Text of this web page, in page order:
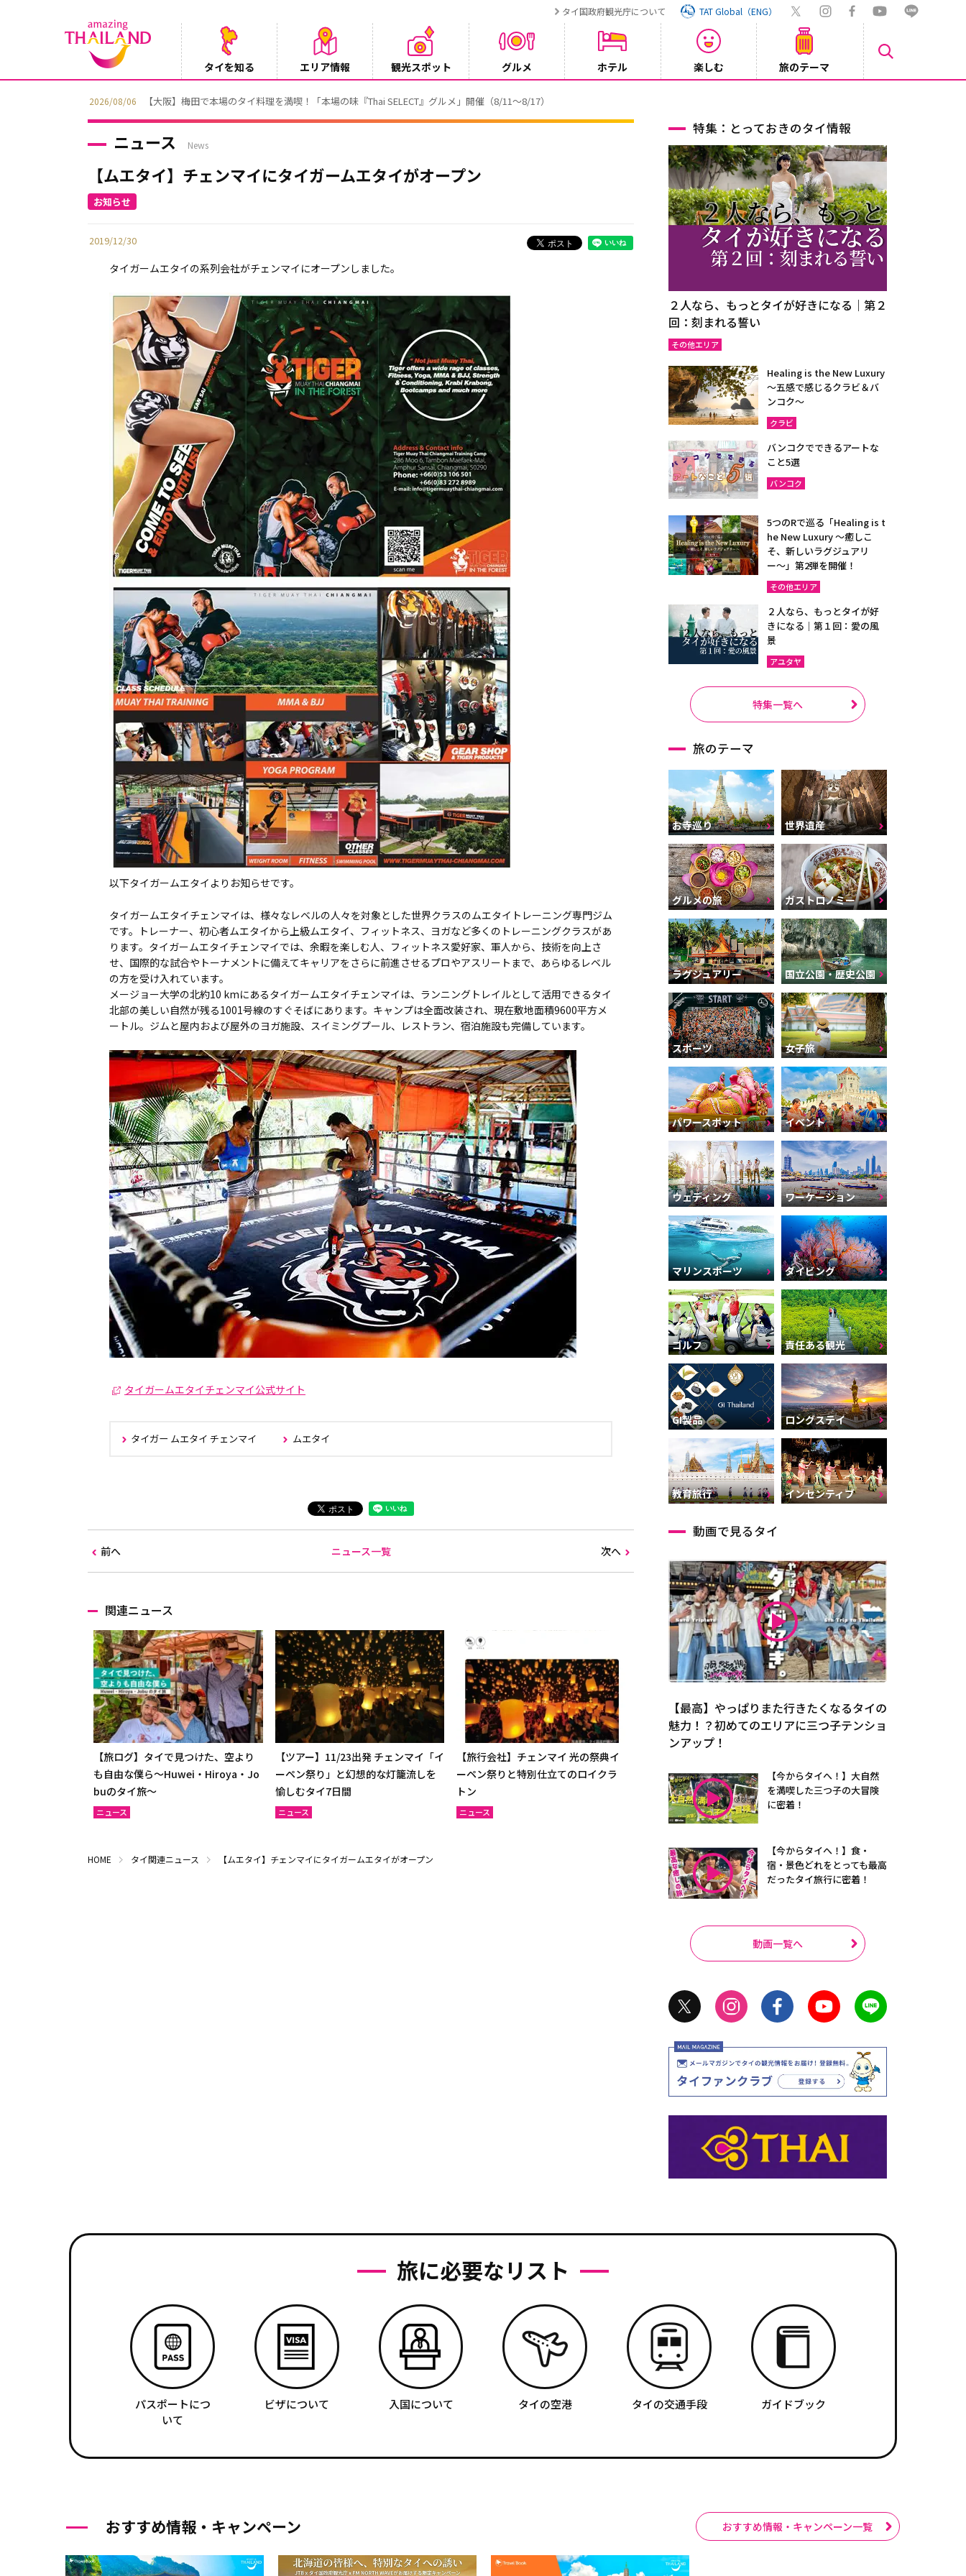
タイ国政府観光庁について TAT Global（ENG）
タイを知る エリア情報 観光スポット グルメ ホテル 楽しむ 旅のテーマ
2026/08/05 【テレビ】NHK『世界ふれあい街歩き』でタイ・プーケットが紹介されます
ニュース News
【ムエタイ】チェンマイにタイガームエタイがオープン
2019/12/30
タイガームエタイの系列会社がチェンマイにオープンしました。
以下タイガームエタイよりお知らせです。
タイガームエタイチェンマイは、様々なレベルの人々を対象とした世界クラスのムエタイトレーニング専門ジム
です。トレーナー、初心者ムエタイから上級ムエタイ、フィットネス、ヨガなど多くのトレーニングクラスがあ
ります。タイガームエタイチェンマイでは、余暇を楽しむ人、フィットネス愛好家、軍人から、技術を向上さ
せ、国際的な試合やトーナメントに備えてキャリアをさらに前進させるプロやアスリートまで、あらゆるレベル
の方を受け入れています。
メージョー大学の北約10 kmにあるタイガームエタイチェンマイは、ランニングトレイルとして活用できるタイ
北部の美しい自然が残る1001号線のすぐそばにあります。キャンプは全面改装され、現在敷地面積9600平方メ
ートル。ジムと屋内および屋外のヨガ施設、スイミングプール、レストラン、宿泊施設も完備しています。
タイガームエタイチェンマイ公式サイト
タイガー ムエタイ チェンマイ ムエタイ
前へ ニュース一覧 次へ
関連ニュース
【旅ログ】タイで見つけた、空より
も自由な僕ら～Huwei・Hiroya・Jo
buのタイ旅～
ニュース
【ツアー】11/23出発 チェンマイ「イ
ーペン祭り」と幻想的な灯籠流しを
愉しむタイ7日間
ニュース
【旅行会社】チェンマイ 光の祭典イ
ーペン祭りと特別仕立てのロイクラ
トン
ニュース
HOME タイ関連ニュース 【ムエタイ】チェンマイにタイガームエタイがオープン
特集：とっておきのタイ情報
２人なら、もっとタイが好きになる｜第２
回：刻まれる誓い
その他エリア
Healing is the New Luxury
～五感で感じるクラビ＆バ
ンコク～
クラビ
バンコクでできるアートな
こと5選
バンコク
5つのRで巡る「Healing is t
he New Luxury ～癒しこ
そ、新しいラグジュアリ
ー〜」第2弾を開催！
その他エリア
２人なら、もっとタイが好
きになる｜第１回：愛の風
景
アユタヤ
特集一覧へ
旅のテーマ
お寺巡り 世界遺産
グルメの旅 ガストロノミー
ラグジュアリー 国立公園・歴史公園
スポーツ 女子旅
パワースポット イベント
ウェディング ワーケーション
マリンスポーツ ダイビング
ゴルフ 責任ある観光
GI製品 ロングステイ
教育旅行 インセンティブ
動画で見るタイ
【最高】やっぱりまた行きたくなるタイの
魅力！？初めてのエリアに三つ子テンショ
ンアップ！
【今からタイへ！】大自然
を満喫した三つ子の大冒険
に密着！
【今からタイへ！】食・
宿・景色どれをとっても最高
だったタイ旅行に密着！
動画一覧へ
旅に必要なリスト
パスポートにつ
いて
ビザについて 入国について タイの空港 タイの交通手段 ガイドブック
おすすめ情報・キャンペーン おすすめ情報・キャンペーン一覧